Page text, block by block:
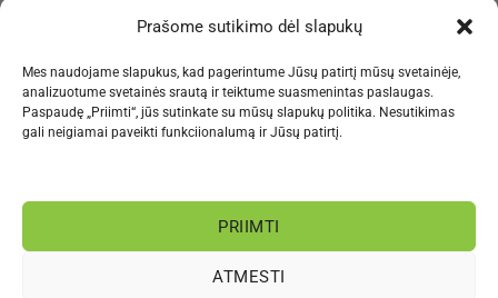
Prašome sutikimo dėl slapukų
Mes naudojame slapukus, kad pagerintume Jūsų patirtį mūsų svetainėje,
analizuotume svetainės srautą ir teiktume suasmenintas paslaugas.
Paspaudę „Priimti“, jūs sutinkate su mūsų slapukų politika. Nesutikimas
gali neigiamai paveikti funkciionalumą ir Jūsų patirtį.
PRIIMTI
ATMESTI
Slapukų politika
Pristatymas ir gražinimas
Kontaktai